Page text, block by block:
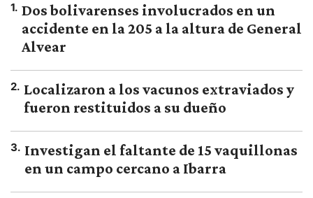
1. Dos bolivarenses involucrados en un
accidente en la 205 a la altura de General
Alvear
2. Localizaron a los vacunos extraviados y
fueron restituidos a su dueño
3. Investigan el faltante de 15 vaquillonas
en un campo cercano a Ibarra